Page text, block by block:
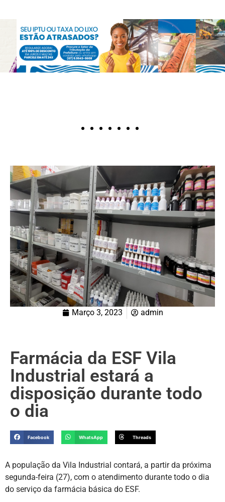
Março 3, 2023 admin
Farmácia da ESF Vila
Industrial estará a
disposição durante todo
o dia
Facebook WhatsApp Threads
A população da Vila Industrial contará, a partir da próxima
segunda-feira (27), com o atendimento durante todo o dia
do serviço da farmácia básica do ESF.